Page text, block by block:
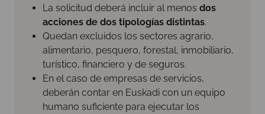
La solicitud deberá incluir al menos dos
acciones de dos tipologías distintas.
Quedan excluidos los sectores agrario,
alimentario, pesquero, forestal, inmobiliario,
turístico, financiero y de seguros.
En el caso de empresas de servicios,
deberán contar en Euskadi con un equipo
humano suficiente para ejecutar los